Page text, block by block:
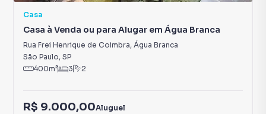
Casa
Casa à Venda ou para Alugar em Água Branca
Rua Frei Henrique de Coimbra, Água Branca
São Paulo, SP
400m² 3 2
R$ 9.000,00Aluguel